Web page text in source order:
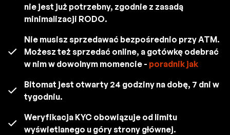
nie jest już potrzebny, zgodnie z zasadą
minimalizacji RODO.
Nie musisz sprzedawać bezpośrednio przy ATM.
Możesz też sprzedać online, a gotówkę odebrać
w nim w dowolnym momencie - poradnik jak
Bitomat jest otwarty 24 godziny na dobę, 7 dni w
tygodniu.
Weryfikacja KYC obowiązuje od limitu
wyświetlanego u góry strony głównej.